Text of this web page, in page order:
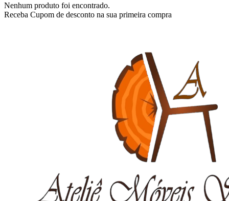
Nenhum produto foi encontrado.
Receba Cupom de desconto na sua primeira compra